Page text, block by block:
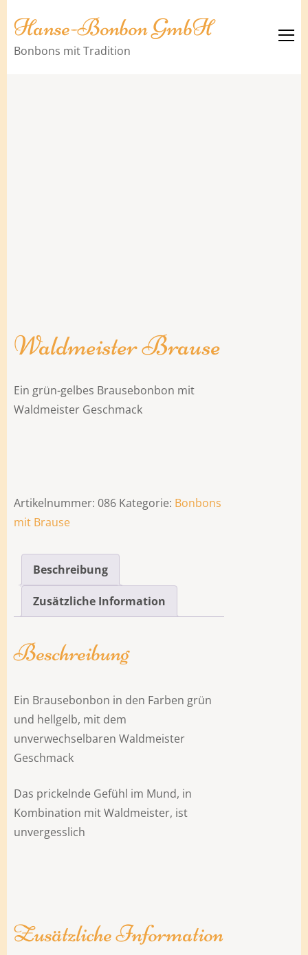
Hanse-Bonbon GmbH
Bonbons mit Tradition
Waldmeister Brause
Ein grün-gelbes Brausebonbon mit
Waldmeister Geschmack
Artikelnummer: 086 Kategorie: Bonbons
mit Brause
Beschreibung
Zusätzliche Information
Beschreibung
Ein Brausebonbon in den Farben grün
und hellgelb, mit dem
unverwechselbaren Waldmeister
Geschmack
Das prickelnde Gefühl im Mund, in
Kombination mit Waldmeister, ist
unvergesslich
Zusätzliche Information